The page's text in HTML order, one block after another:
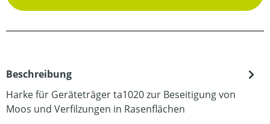
Beschreibung
Harke für Geräteträger ta1020 zur Beseitigung von
Moos und Verfilzungen in Rasenflächen